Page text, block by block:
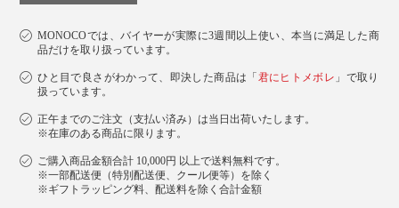
MONOCOでは、バイヤーが実際に3週間以上使い、本当に満足した商
品だけを取り扱っています。
ひと目で良さがわかって、即決した商品は「 君にヒトメボレ 」で取り
扱っています。
正午までのご注文（支払い済み）は当日出荷いたします。
※在庫のある商品に限ります。
ご購入商品金額合計 10,000円 以上で送料無料です。
※一部配送便（特別配送便、クール便等）を除く
※ギフトラッピング料、配送料を除く合計金額